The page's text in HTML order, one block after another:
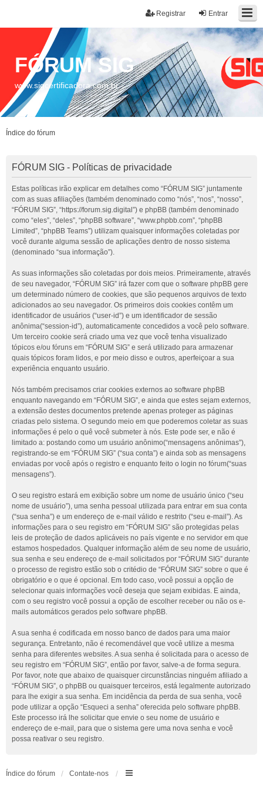
Entrar
Registrar
FÓRUM SIG
www.sigcertificadora.com.br
Índice do fórum
FÓRUM SIG - Políticas de privacidade
Estas políticas irão explicar em detalhes como “FÓRUM SIG” juntamente
com as suas afiliações (também denominado como “nós”, “nos”, “nosso”,
“FÓRUM SIG”, “https://forum.sig.digital”) e phpBB (também denominado
como “eles”, “deles”, “phpBB software”, “www.phpbb.com”, “phpBB
Limited”, “phpBB Teams”) utilizam quaisquer informações coletadas por
você durante alguma sessão de aplicações dentro de nosso sistema
(denominado “sua informação”).
As suas informações são coletadas por dois meios. Primeiramente, através
de seu navegador, “FÓRUM SIG” irá fazer com que o software phpBB gere
um determinado número de cookies, que são pequenos arquivos de texto
adicionados ao seu navegador. Os primeiros dois cookies contêm um
identificador de usuários (“user-id”) e um identificador de sessão
anônima(“session-id”), automaticamente concedidos a você pelo software.
Um terceiro cookie será criado uma vez que você tenha visualizado
tópicos e/ou fóruns em “FÓRUM SIG” e será utilizado para armazenar
quais tópicos foram lidos, e por meio disso e outros, aperfeiçoar a sua
experiência enquanto usuário.
Nós também precisamos criar cookies externos ao software phpBB
enquanto navegando em “FÓRUM SIG”, e ainda que estes sejam externos,
a extensão destes documentos pretende apenas proteger as páginas
criadas pelo sistema. O segundo meio em que poderemos coletar as suas
informações é pelo o quê você submeter à nós. Este pode ser, e não é
limitado a: postando como um usuário anônimo(“mensagens anônimas”),
registrando-se em “FÓRUM SIG” (“sua conta”) e ainda sob as mensagens
enviadas por você após o registro e enquanto feito o login no fórum(“suas
mensagens”).
O seu registro estará em exibição sobre um nome de usuário único (“seu
nome de usuário”), uma senha pessoal utilizada para entrar em sua conta
(“sua senha”) e um endereço de e-mail válido e restrito (“seu e-mail”). As
informações para o seu registro em “FÓRUM SIG” são protegidas pelas
leis de proteção de dados aplicáveis no país vigente e no servidor em que
estamos hospedados. Qualquer informação além de seu nome de usuário,
sua senha e seu endereço de e-mail solicitados por “FÓRUM SIG” durante
o processo de registro estão sob o critédio de “FÓRUM SIG” sobre o que é
obrigatório e o que é opcional. Em todo caso, você possui a opção de
selecionar quais informações você deseja que sejam exibidas. E ainda,
com o seu registro você possui a opção de escolher receber ou não os e-
mails automáticos gerados pelo software phpBB.
A sua senha é codificada em nosso banco de dados para uma maior
segurança. Entretanto, não é recomendável que você utilize a mesma
senha para diferentes websites. A sua senha é solicitada para o acesso de
seu registro em “FÓRUM SIG”, então por favor, salve-a de forma segura.
Por favor, note que abaixo de quaisquer circunstâncias ninguém afiliado a
“FÓRUM SIG”, o phpBB ou quaisquer terceiros, está legalmente autorizado
para lhe exigir a sua senha. Em incidência da perda de sua senha, você
pode utilizar a opção “Esqueci a senha” oferecida pelo software phpBB.
Este processo irá lhe solicitar que envie o seu nome de usuário e
endereço de e-mail, para que o sistema gere uma nova senha e você
possa reativar o seu registro.
Índice do fórum Contate-nos